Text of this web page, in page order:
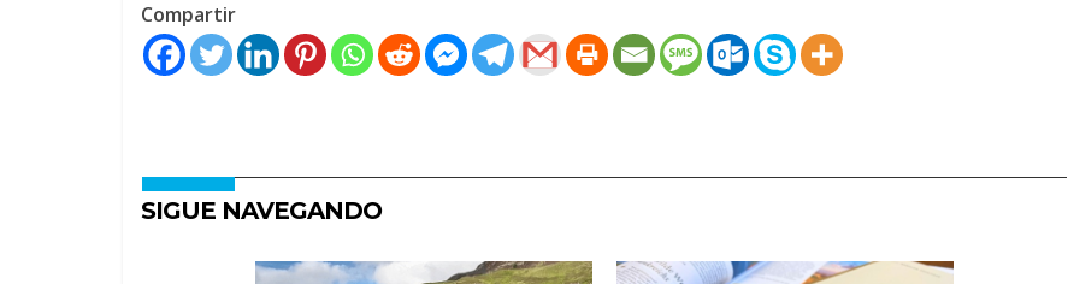
Compartir
SIGUE NAVEGANDO